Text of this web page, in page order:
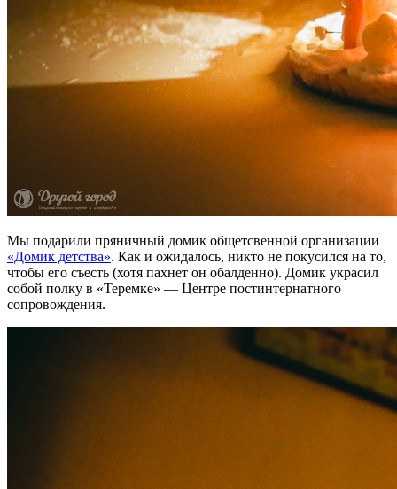
Мы подарили пряничный домик общетсвенной организации
«Домик детства». Как и ожидалось, никто не покусился на то,
чтобы его съесть (хотя пахнет он обалденно). Домик украсил
собой полку в «Теремке» — Центре постинтернатного
сопровождения.